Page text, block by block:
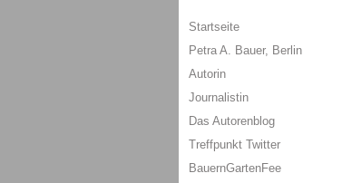
Startseite
Petra A. Bauer, Berlin
Autorin
Journalistin
Das Autorenblog
Treffpunkt Twitter
BauernGartenFee